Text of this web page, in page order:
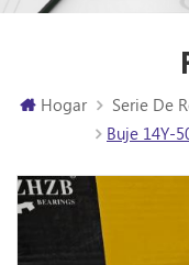
Hogar Serie De
Buje 14Y-